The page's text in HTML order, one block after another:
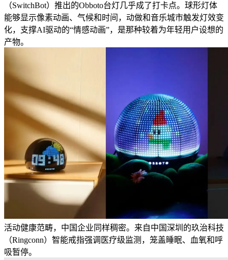
（SwitchBot）推出的Obboto台灯几乎成了打卡点。球形灯体
能够显示像素动画、气候和时间，动做和音乐城市触发灯效变
化，支撑AI驱动的“情感动画”，是那种较着为年轻用户设想的
产物。
活动健康范畴，中国企业同样稠密。来自中国深圳的玖治科技
（Ringconn）智能戒指强调医疗级监测，笼盖睡眠、血氧和呼
吸暂停。